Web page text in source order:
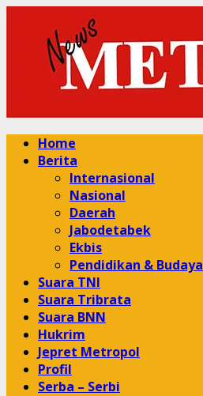
content
Primary
Menu
Home
Berita
Internasional
Nasional
Daerah
Jabodetabek
Ekbis
Pendidikan & Budaya
Suara TNI
Suara Tribrata
Suara BNN
Hukrim
Jepret Metropol
Profil
Serba – Serbi